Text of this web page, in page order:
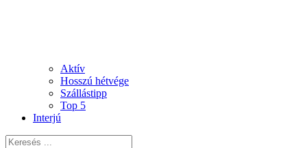
Aktív
Hosszú hétvége
Szállástipp
Top 5
Interjú